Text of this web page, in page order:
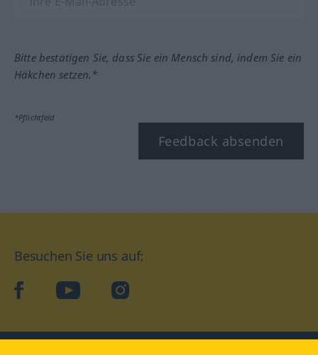
Bitte bestätigen Sie, dass Sie ein Mensch sind, indem Sie ein
Häkchen setzen.*
*Pflichtfeld
Feedback absenden
Besuchen Sie uns auf:
facebookYouTube Instagram